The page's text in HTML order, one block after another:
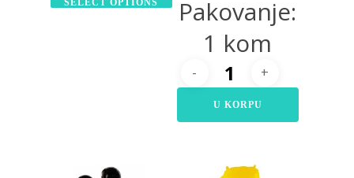
Pakovanje:
1 kom
U KORPU